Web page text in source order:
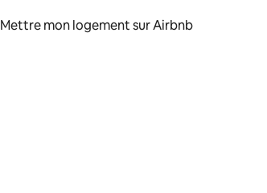
Mettre mon logement sur Airbnb